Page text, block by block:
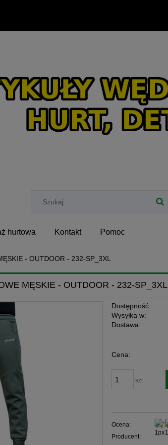
hurtowa Kontakt Pomoc
- OUTDOOR - 232-SP_3XL
MĘSKIE - OUTDOOR - 232-SP_3XL
Dostępność:
Wysyłka w:
Dostawa:
Cena:
szt
Ocena:
Producent: